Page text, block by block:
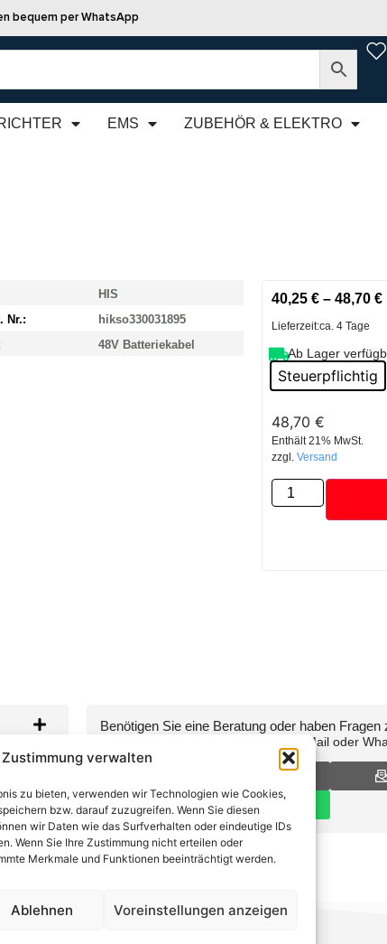
Zustimmung verwalten
zu bieten, verwenden wir Technologien wie Cookies,
bzw. darauf zuzugreifen. Wenn Sie diesen
wir Daten wie das Surfverhalten oder eindeutige IDs
Wenn Sie Ihre Zustimmung nicht erteilen oder
Merkmale und Funktionen beeinträchtigt werden.
Ablehnen Voreinstellungen anzeigen
bequem per WhatsApp
EMS ZUBEHÖR & ELEKTRO
HIS
Nr.:
hikso330031895
48V Batteriekabel
40,25 € – 48,70 €
Lieferzeit:ca. 4 Tage
Ab Lager
Steuerpflichtig
48,70 €
Enthält 21% MwSt.
zzgl. Versand
Benötigen Sie eine Beratung oder haben
Kontaktieren Sie uns per Telefon, E-Mail oder
WhatsApp